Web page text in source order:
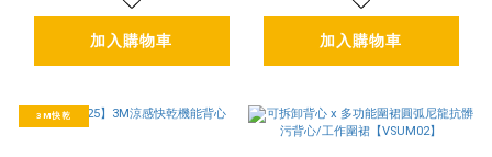
加入購物車 加入購物車
3M快乾